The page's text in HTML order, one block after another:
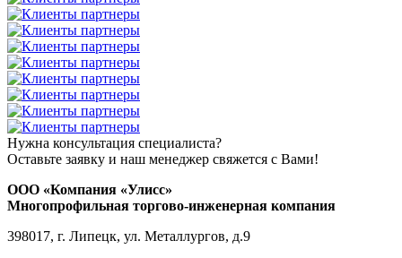
Нужна консультация специалиста?
Оставьте заявку и наш менеджер свяжется с Вами!
ООО «Компания «Улисс»
Многопрофильная торгово-инженерная компания
398017, г. Липецк, ул. Металлургов, д.9